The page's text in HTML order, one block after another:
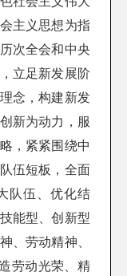
主义思想为指
次全会和中央
立足新发展阶
念，构建新发
新为动力，服
，紧紧围绕中
伍短板，全面
队伍、优化结
能型、创新型
、劳动精神、
劳动光荣、精